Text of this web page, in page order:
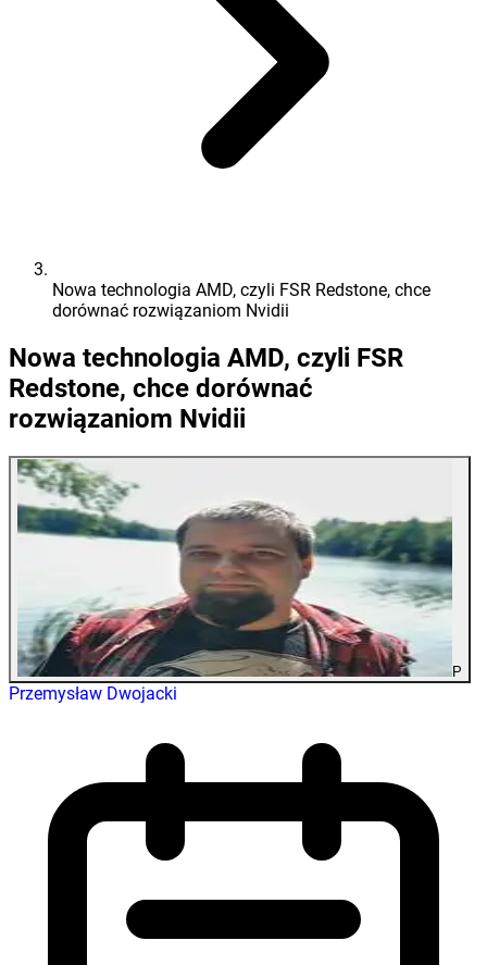
Nowa technologia AMD, czyli FSR Redstone, chce
dorównać rozwiązaniom Nvidii
Nowa technologia AMD, czyli FSR
Redstone, chce dorównać
rozwiązaniom Nvidii
P
Przemysław Dwojacki